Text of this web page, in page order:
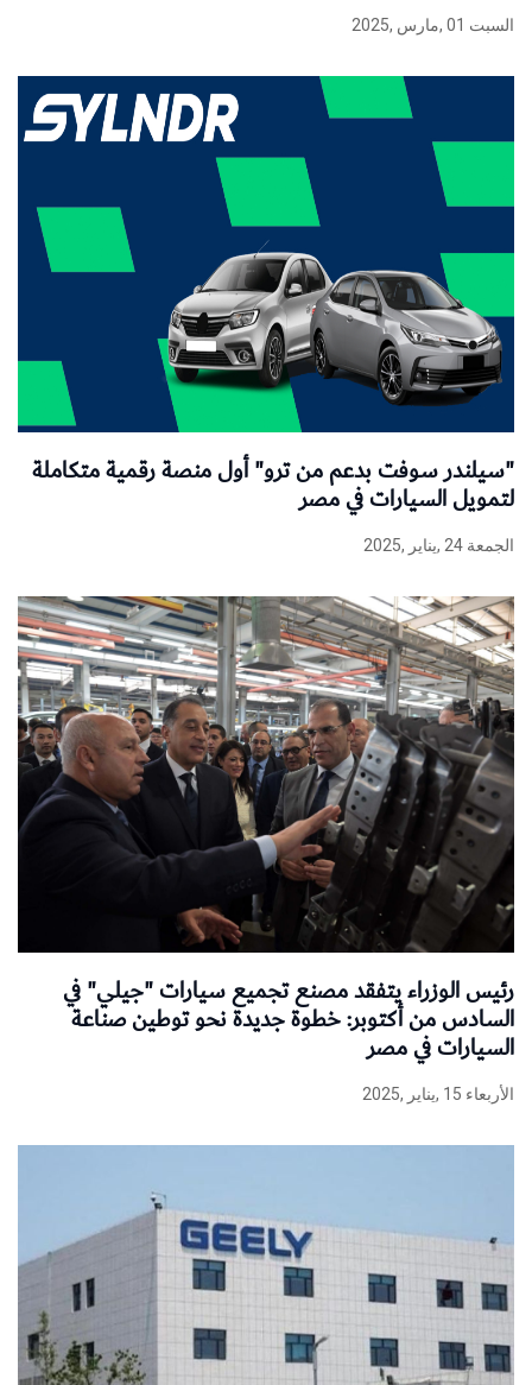
السبت 01 ,مارس ,2025
"سيلندر سوفت بدعم من ترو" أول منصة رقمية متكاملة
لتمويل السيارات في مصر
الجمعة 24 ,يناير ,2025
رئيس الوزراء يتفقد مصنع تجميع سيارات "جيلي" في
السادس من أكتوبر: خطوة جديدة نحو توطين صناعة
السيارات في مصر
الأربعاء 15 ,يناير ,2025